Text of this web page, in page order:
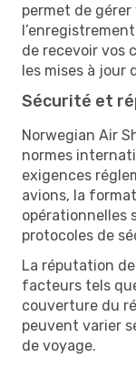
permet de gérer
de recevoir vos
les mises à jour
Sécurité et
Norwegian Air
normes
exigences
avions, la
opérationnelles
protocoles de
La réputation
facteurs tels
couverture du
peuvent varier
de voyage.